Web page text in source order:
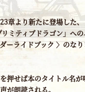
章より新たに登場した
ミティブドラゴン」へ
ーライドブック 〉のな
押せば本のタイトル名
が朗読される。